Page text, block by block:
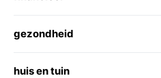
gezondheid
huis en tuin